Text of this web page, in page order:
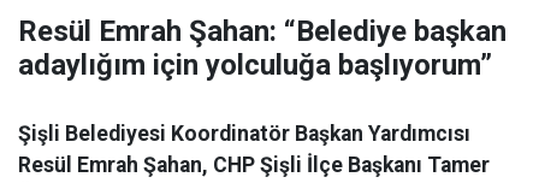
Resül Emrah Şahan: “Belediye başkan
adaylığım için yolculuğa başlıyorum”
Şişli Belediyesi Koordinatör Başkan Yardımcısı
Resül Emrah Şahan, CHP Şişli İlçe Başkanı Tamer